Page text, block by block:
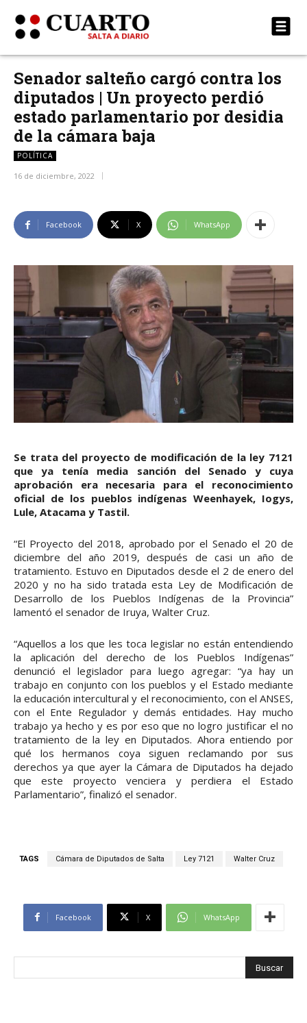
Senador salteño cargó contra los
diputados | Un proyecto perdió
estado parlamentario por desidia
de la cámara baja
POLÍTICA
16 de diciembre, 2022
Facebook X WhatsApp
Se trata del proyecto de modificación de la ley 7121
que ya tenía media sanción del Senado y cuya
aprobación era necesaria para el reconocimiento
oficial de los pueblos indígenas Weenhayek, Iogys,
Lule, Atacama y Tastil.
“El Proyecto del 2018, aprobado por el Senado el 20 de
diciembre del año 2019, después de casi un año de
tratamiento. Estuvo en Diputados desde el 2 de enero del
2020 y no ha sido tratada esta Ley de Modificación de
Desarrollo de los Pueblos Indígenas de la Provincia”
lamentó el senador de Iruya, Walter Cruz.
“Aquellos a los que les toca legislar no están entendiendo
la aplicación del derecho de los Pueblos Indígenas”
denunció el legislador para luego agregar: “ya hay un
trabajo en conjunto con los pueblos y el Estado mediante
la educación intercultural y el reconocimiento, con el ANSES,
con el Ente Regulador y demás entidades. Hay mucho
trabajo ya hecho y es por eso que no logro justificar el no
tratamiento de la ley en Diputados. Ahora entiendo por
qué los hermanos coya siguen reclamando por sus
derechos ya que ayer la Cámara de Diputados ha dejado
que este proyecto venciera y perdiera el Estado
Parlamentario”, finalizó el senador.
TAGS Cámara de Diputados de Salta Ley 7121 Walter Cruz
Facebook X WhatsApp